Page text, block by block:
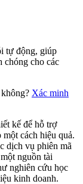
tự động, giúp
chóng cho các
Xác minh
kế để hỗ trợ
cách hiệu quả.
dịch vụ phiên mã
nguồn tài
nghiên cứu học
kinh doanh.